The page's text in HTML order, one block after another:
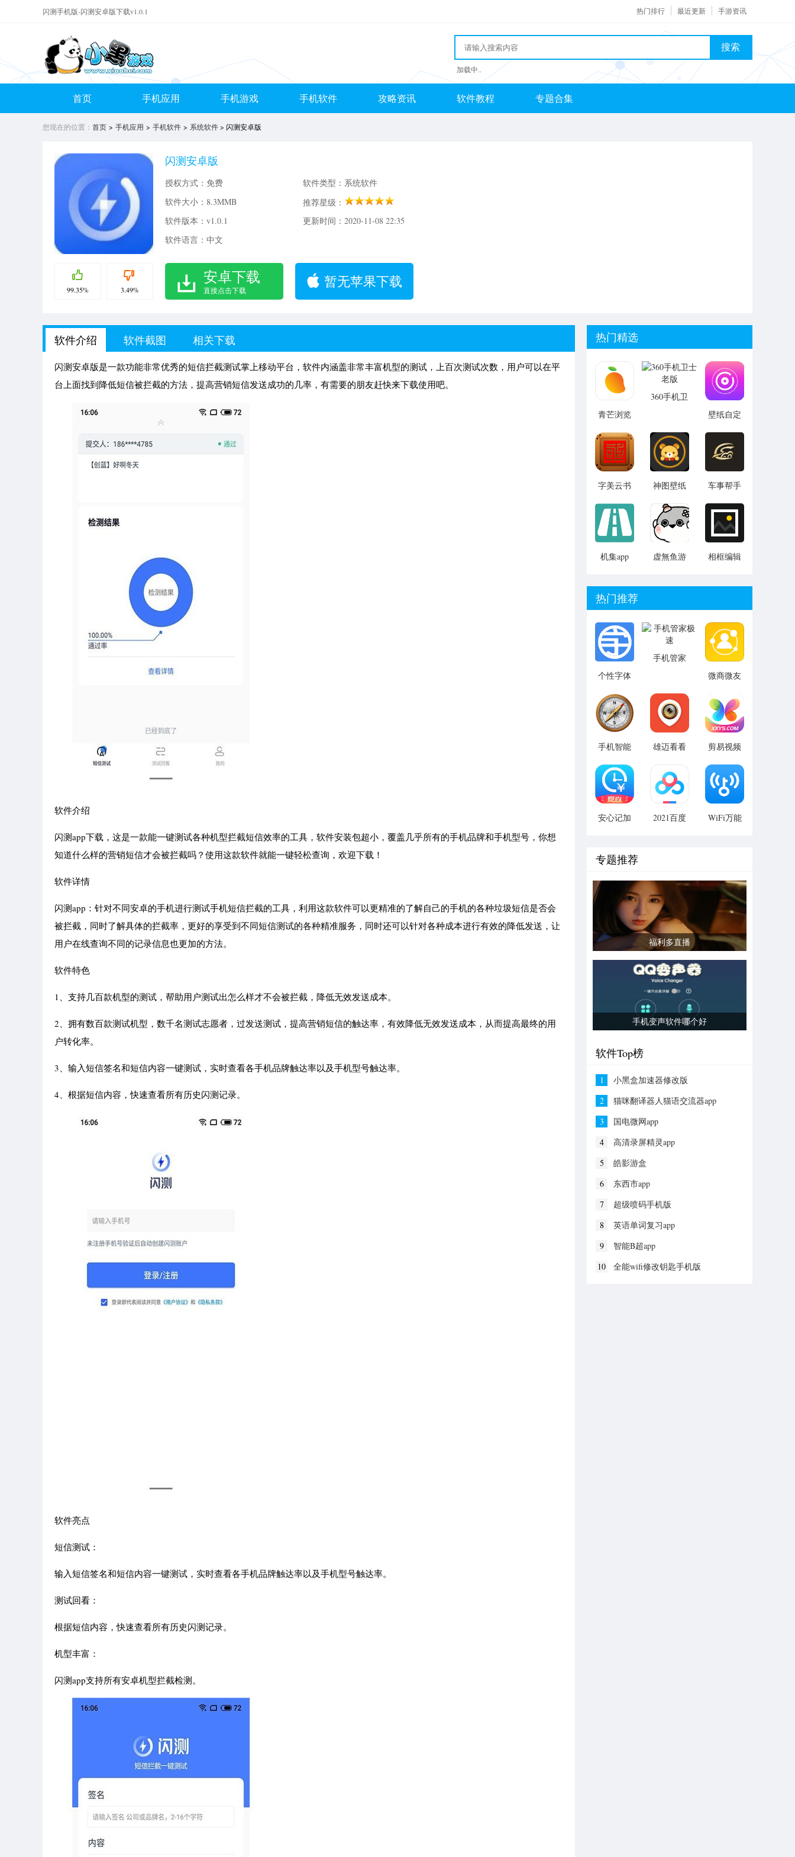
闪测手机版-闪测安卓版下载v1.0.1 手游资讯
最近更新
热门排行
搜索
加载中..
首页 手机应用 手机游戏 手机软件 攻略资讯 软件教程 专题合集
您现在的位置： 首页 > 手机应用 > 手机软件 > 系统软件> 闪测安卓版
99.35% 3.49%
闪测安卓版
授权方式：免费
软件类型：系统软件
软件大小： 8.3MMB
推荐星级：
软件版本：v1.0.1
更新时间：2020-11-08 22:35
软件语言：中文
安卓下载
直接点击下载
暂无苹果下载
软件介绍 软件截图 相关下载
闪测安卓版是一款功能非常优秀的短信拦截测试掌上移动平台，软件内涵盖非常丰富机型的测试，上百次测试次数，用户可以在平
台上面找到降低短信被拦截的方法，提高营销短信发送成功的几率，有需要的朋友赶快来下载使用吧。
软件介绍
闪测app下载，这是一款能一键测试各种机型拦截短信效率的工具，软件安装包超小，覆盖几乎所有的手机品牌和手机型号，你想
知道什么样的营销短信才会被拦截吗？使用这款软件就能一键轻松查询，欢迎下载！
软件详情
闪测app：针对不同安卓的手机进行测试手机短信拦截的工具，利用这款软件可以更精准的了解自己的手机的各种垃圾短信是否会
被拦截，同时了解具体的拦截率，更好的享受到不同短信测试的各种精准服务，同时还可以针对各种成本进行有效的降低发送，让
用户在线查询不同的记录信息也更加的方法。
软件特色
1、支持几百款机型的测试，帮助用户测试出怎么样才不会被拦截，降低无效发送成本。
2、拥有数百款测试机型，数千名测试志愿者，过发送测试，提高营销短信的触达率，有效降低无效发送成本，从而提高最终的用
户转化率。
3、输入短信签名和短信内容一键测试，实时查看各手机品牌触达率以及手机型号触达率。
4、根据短信内容，快速查看所有历史闪测记录。
软件亮点
短信测试：
输入短信签名和短信内容一键测试，实时查看各手机品牌触达率以及手机型号触达率。
测试回看：
根据短信内容，快速查看所有历史闪测记录。
机型丰富：
闪测app支持所有安卓机型拦截检测。
热门精选
青芒浏览
版下载
360手机卫
壁纸自定
字美云书
神图壁纸
载
车事帮手
机集app
虚無鱼游
相框编辑
热门推荐
个性字体
版
手机管家
微商微友
手机智能
费版
雄迈看看
剪易视频
安心记加
2021百度
WiFi万能
专题推荐
福利多直播
手机变声软件哪个好
软件Top榜
1
小黑盒加速器修改版
2
猫咪翻译器人猫语交流器app
3
国电微网app
4
高清录屏精灵app
5
皓影游盒
6
东西市app
7
超级喷码手机版
8
英语单词复习app
9
智能B超app
10
全能wifi修改钥匙手机版